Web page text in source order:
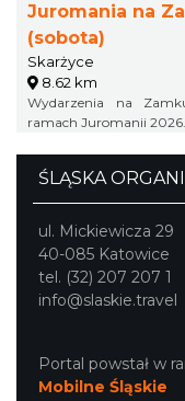
Juromania na
(sobota)
Skarżyce
8.62 km
Wydarzenia na
ramach Juromanii 2026.
ŚLĄSKA
ul. Mickiewicza 29
40-085 Katowice
tel. (32) 207 207 1
info@slaskie.travel
Portal powstał w
Mobilne Śląskie